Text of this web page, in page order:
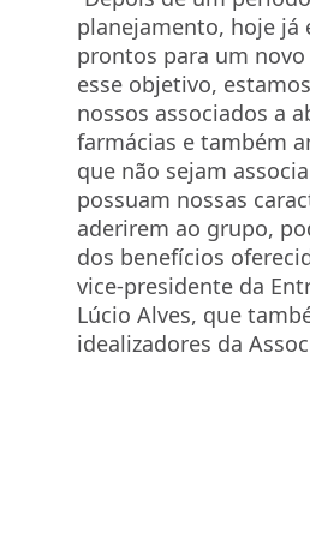
planejamento, hoje já
prontos para um
esse objetivo,
nossos associados a
farmácias e também
que não sejam
possuam nossas
aderirem ao grupo,
dos benefícios
vice-presidente da
Lúcio Alves, que
idealizadores da